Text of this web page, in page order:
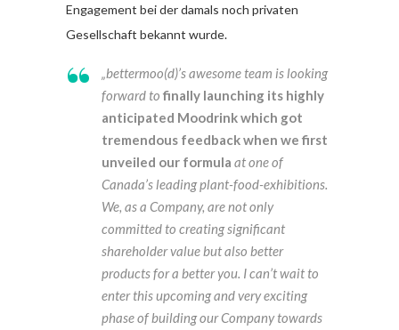
Engagement bei der damals noch privaten
Gesellschaft bekannt wurde.
„bettermoo(d)’s awesome team is looking
forward to finally launching its highly
anticipated Moodrink which got
tremendous feedback when we first
unveiled our formula at one of
Canada’s leading plant-food-exhibitions.
We, as a Company, are not only
committed to creating significant
shareholder value but also better
products for a better you. I can’t wait to
enter this upcoming and very exciting
phase of building our Company towards